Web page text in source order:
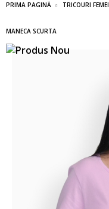
PRIMA PAGINĂ TRICOURI FEMEI
MANECA SCURTA